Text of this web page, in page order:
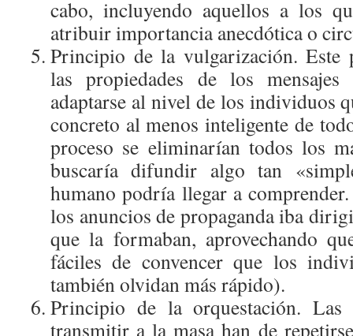
cabo, incluyendo aquellos a los
atribuir importancia anecdótica o
Principio de la vulgarización. Este
las propiedades de los
adaptarse al nivel de los individuos
concreto al menos inteligente de
proceso se eliminarían todos los
buscaría difundir algo tan
humano podría llegar a
los anuncios de propaganda iba
que la formaban, aprovechando
fáciles de convencer que los
también olvidan más rápido).
Principio de la orquestación. Las
transmitir a la masa han de